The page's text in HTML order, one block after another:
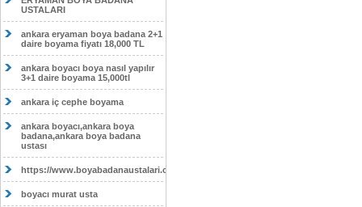
USTALARI
ankara eryaman boya badana 2+1
daire boyama fiyatı 18,000 TL
ankara boyacı boya nasıl yapılır
3+1 daire boyama 15,000tl
ankara iç cephe boyama
ankara boyacı,ankara boya
badana,ankara boya badana
ustası
https://www.boyabadanaustalari.com/
boyacı murat usta